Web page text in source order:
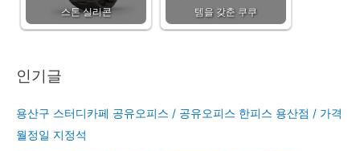
스톤 실리콘
템을 갖춘 쿠쿠
인기글
용산구 스터디카페 공유오피스 / 공유오피스 한피스 용산점 / 가격
월정일 지정석